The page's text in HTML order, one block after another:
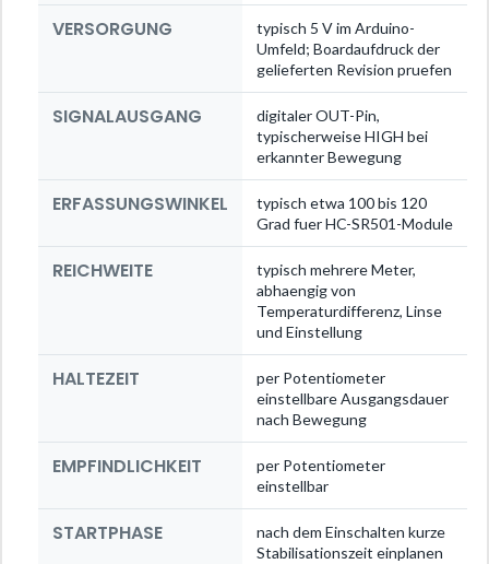
VERSORGUNG
typisch 5 V im Arduino-
Umfeld; Boardaufdruck der
gelieferten Revision pruefen
SIGNALAUSGANG
digitaler OUT-Pin,
typischerweise HIGH bei
erkannter Bewegung
ERFASSUNGSWINKEL
typisch etwa 100 bis 120
Grad fuer HC-SR501-Module
REICHWEITE
typisch mehrere Meter,
abhaengig von
Temperaturdifferenz, Linse
und Einstellung
HALTEZEIT
per Potentiometer
einstellbare Ausgangsdauer
nach Bewegung
EMPFINDLICHKEIT
per Potentiometer
einstellbar
STARTPHASE
nach dem Einschalten kurze
Stabilisationszeit einplanen